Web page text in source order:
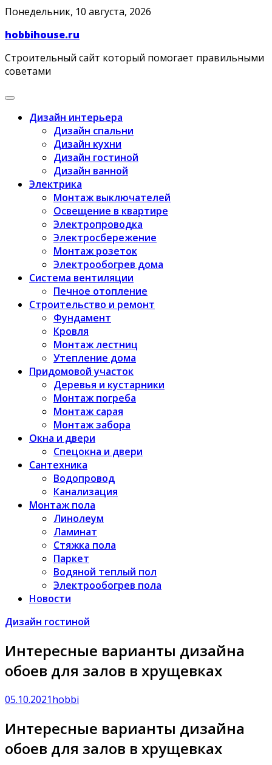
Skip
content
Понедельник, 10 августа, 2026
hobbihouse.ru
Строительный сайт который помогает правильными
советами
Дизайн интерьера
Дизайн спальни
Дизайн кухни
Дизайн гостиной
Дизайн ванной
Электрика
Монтаж выключателей
Освещение в квартире
Электропроводка
Электросбережение
Монтаж розеток
Электрообогрев дома
Система вентиляции
Печное отопление
Строительство и ремонт
Фундамент
Кровля
Монтаж лестниц
Утепление дома
Придомовой участок
Деревья и кустарники
Монтаж погреба
Монтаж сарая
Монтаж забора
Окна и двери
Спецокна и двери
Сантехника
Водопровод
Канализация
Монтаж пола
Линолеум
Ламинат
Стяжка пола
Паркет
Водяной теплый пол
Электрообогрев пола
Новости
Дизайн гостиной
Интересные варианты дизайна
обоев для залов в хрущевках
05.10.2021hobbi
Интересные варианты дизайна
обоев для залов в хрущевках